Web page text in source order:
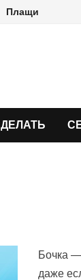
Плащи
Бочка
даже